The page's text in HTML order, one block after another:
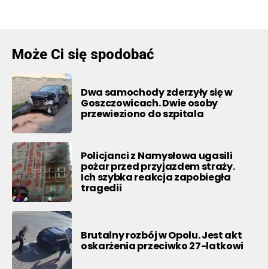
Może Ci się spodobać
Dwa samochody zderzyły się w
Goszczowicach. Dwie osoby
przewieziono do szpitala
Policjanci z Namysłowa ugasili
pożar przed przyjazdem straży.
Ich szybka reakcja zapobiegła
tragedii
Brutalny rozbój w Opolu. Jest akt
oskarżenia przeciwko 27-latkowi